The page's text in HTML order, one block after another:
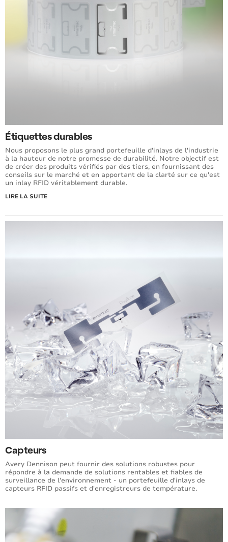
Étiquettes durables
Nous proposons le plus grand portefeuille d'inlays de l'industrie
à la hauteur de notre promesse de durabilité. Notre objectif est
de créer des produits vérifiés par des tiers, en fournissant des
conseils sur le marché et en apportant de la clarté sur ce qu'est
un inlay RFID véritablement durable.
LIRE LA SUITE
Capteurs
Avery Dennison peut fournir des solutions robustes pour
répondre à la demande de solutions rentables et fiables de
surveillance de l'environnement - un portefeuille d'inlays de
capteurs RFID passifs et d'enregistreurs de température.